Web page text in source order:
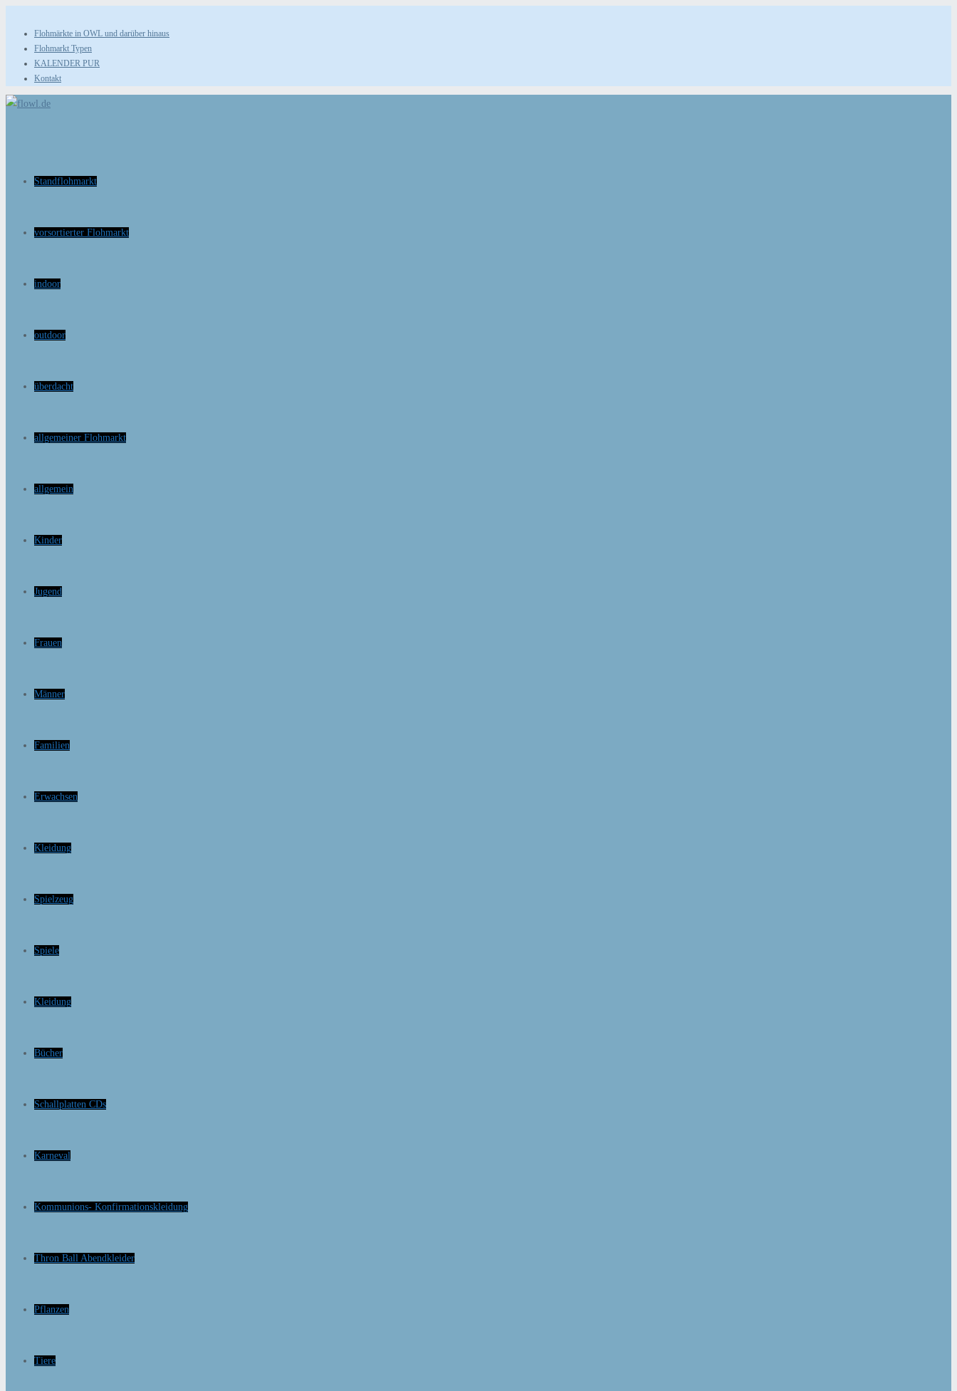
Inhalt
springen
Flohmärkte in OWL und darüber hinaus
Flohmarkt Typen
KALENDER PUR
Kontakt
Standflohmarkt
vorsortierter Flohmarkt
indoor
outdoor
überdacht
allgemeiner Flohmarkt
allgemein
Kinder
Jugend
Frauen
Männer
Familien
Erwachsen
Kleidung
Spielzeug
Spiele
Kleidung
Bücher
Schallplatten CDs
Karneval
Kommunions- Konfirmationskleidung
Thron Ball Abendkleider
Pflanzen
Tiere